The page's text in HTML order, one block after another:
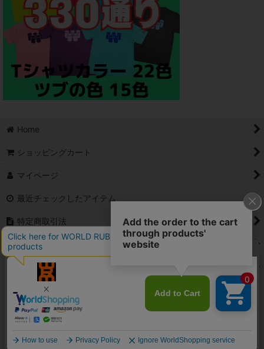
Home
ショッピングカート
マイページ
最近チェックしたアイテム
特定商取引法
ご利用案内
Contact